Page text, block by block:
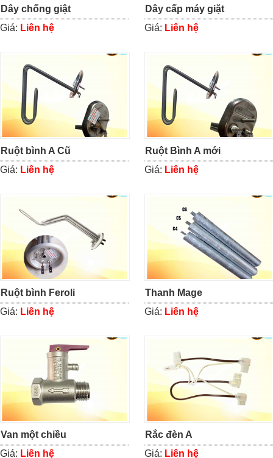
Dây chống giật
Giá: Liên hệ
Dây cấp máy giặt
Giá: Liên hệ
Ruột bình A Cũ
Giá: Liên hệ
Ruột Bình A mới
Giá: Liên hệ
Ruột bình Feroli
Giá: Liên hệ
Thanh Mage
Giá: Liên hệ
Van một chiều
Giá: Liên hệ
Rắc đèn A
Giá: Liên hệ